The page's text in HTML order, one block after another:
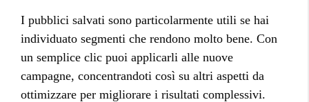
I pubblici salvati sono particolarmente utili se hai
individuato segmenti che rendono molto bene. Con
un semplice clic puoi applicarli alle nuove
campagne, concentrandoti così su altri aspetti da
ottimizzare per migliorare i risultati complessivi.